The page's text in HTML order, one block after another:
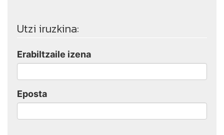
Utzi iruzkina:
Erabiltzaile izena
Eposta